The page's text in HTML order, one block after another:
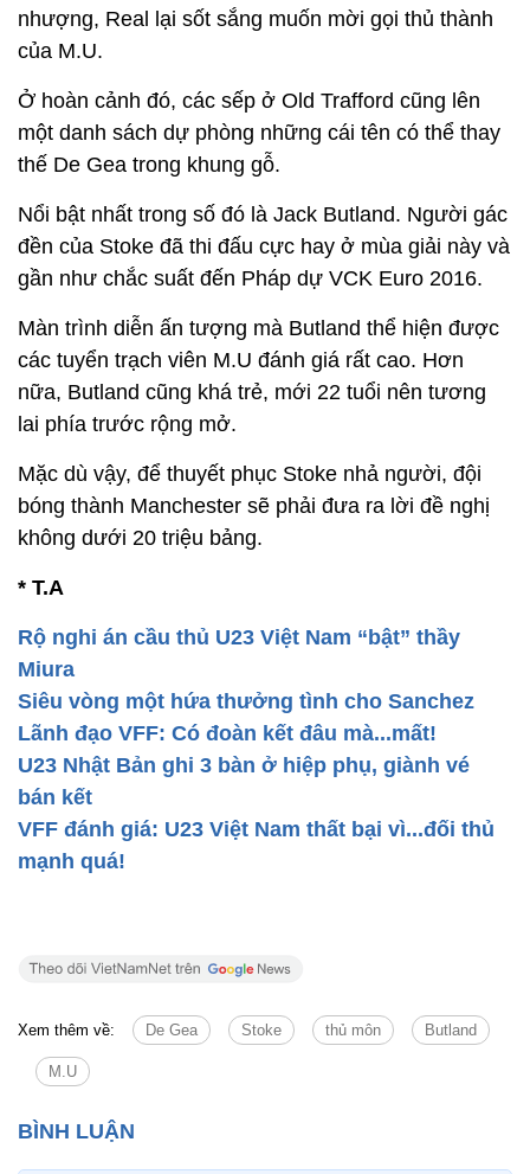
nhượng, Real lại sốt sắng muốn mời gọi thủ thành
của M.U.
Ở hoàn cảnh đó, các sếp ở Old Trafford cũng lên
một danh sách dự phòng những cái tên có thể thay
thế De Gea trong khung gỗ.
Nổi bật nhất trong số đó là Jack Butland. Người gác
đền của Stoke đã thi đấu cực hay ở mùa giải này và
gần như chắc suất đến Pháp dự VCK Euro 2016.
Màn trình diễn ấn tượng mà Butland thể hiện được
các tuyển trạch viên M.U đánh giá rất cao. Hơn
nữa, Butland cũng khá trẻ, mới 22 tuổi nên tương
lai phía trước rộng mở.
Mặc dù vậy, để thuyết phục Stoke nhả người, đội
bóng thành Manchester sẽ phải đưa ra lời đề nghị
không dưới 20 triệu bảng.
* T.A
Rộ nghi án cầu thủ U23 Việt Nam “bật” thầy
Miura
Siêu vòng một hứa thưởng tình cho Sanchez
Lãnh đạo VFF: Có đoàn kết đâu mà...mất!
U23 Nhật Bản ghi 3 bàn ở hiệp phụ, giành vé
bán kết
VFF đánh giá: U23 Việt Nam thất bại vì...đối thủ
mạnh quá!
Xem thêm về: De Gea Stoke thủ môn Butland
M.U